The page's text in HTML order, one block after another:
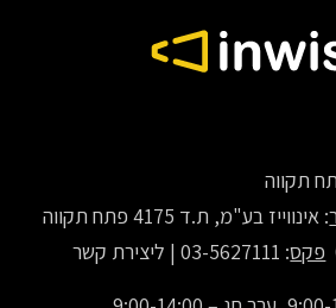
: אינווייז בע"מ, ת.ד 4175 פתח תקווה
פקס: 03-5627111 |
ליצירת קשר